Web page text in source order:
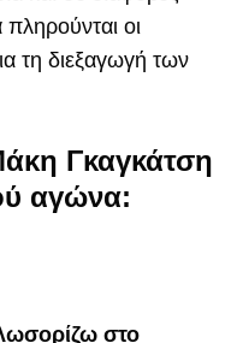
οι
τη διεξαγωγή των
Γκαγκάτση
αγώνα:
στο